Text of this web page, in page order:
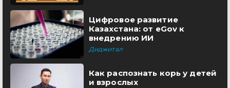
Цифровое развитие
Казахстана: от eGov к
внедрению ИИ
Диджитал
Как распознать корь у детей
и взрослых